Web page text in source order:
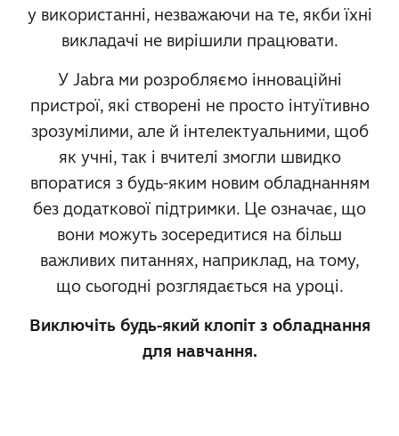
у використанні, незважаючи на те, якби їхні
викладачі не вирішили працювати.
У Jabra ми розробляємо інноваційні
пристрої, які створені не просто інтуїтивно
зрозумілими, але й інтелектуальними, щоб
як учні, так і вчителі змогли швидко
впоратися з будь-яким новим обладнанням
без додаткової підтримки. Це означає, що
вони можуть зосередитися на більш
важливих питаннях, наприклад, на тому,
що сьогодні розглядається на уроці.
Виключіть будь-який клопіт з обладнання
для навчання.